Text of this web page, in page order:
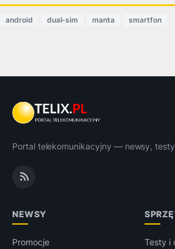
android dual-sim manta smartfon
Portal telekomunikacyjny — newsy,
NEWSY
Promocje
Testy i